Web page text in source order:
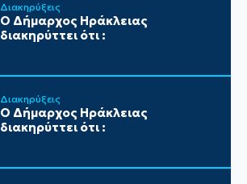
Διακηρύξεις
Ο Δήμαρχος Ηράκλειας
διακηρύττει ότι :
Διακηρύξεις
Ο Δήμαρχος Ηράκλειας
διακηρύττει ότι :